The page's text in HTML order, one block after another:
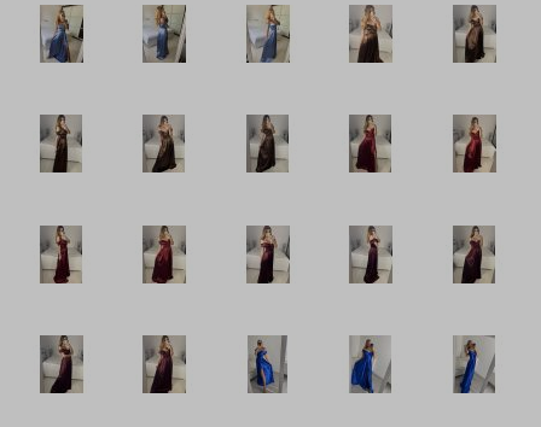
Šaty letní volnočasové
Tepláky a legíny
Župany
Plavky
Neonová kolekce oblečení
Extravagantní móda
Soupravy
Overaly